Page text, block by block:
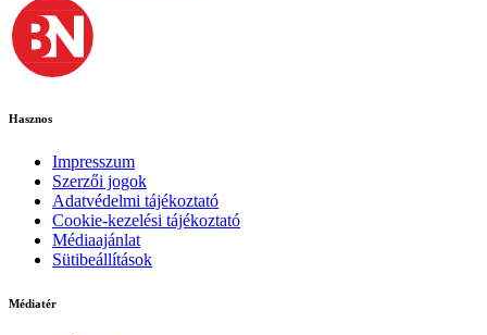
Hasznos
Impresszum
Szerzői jogok
Adatvédelmi tájékoztató
Cookie-kezelési tájékoztató
Médiaajánlat
Sütibeállítások
Médiatér